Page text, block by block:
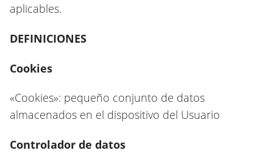
aplicables.
DEFINICIONES
Cookies
«Cookies»: pequeño conjunto de datos
almacenados en el dispositivo del Usuario
Controlador de datos